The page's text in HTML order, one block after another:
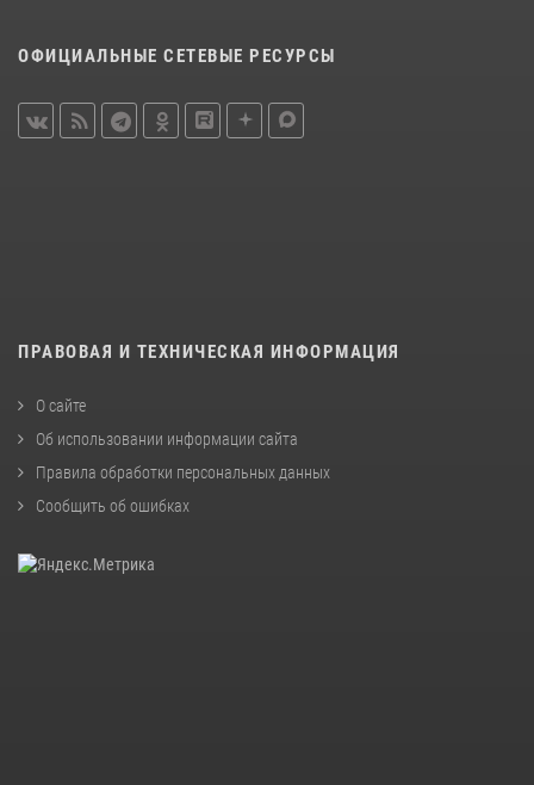
ОФИЦИАЛЬНЫЕ СЕТЕВЫЕ РЕСУРСЫ
ПРАВОВАЯ И ТЕХНИЧЕСКАЯ ИНФОРМАЦИЯ
О сайте
Об использовании информации сайта
Правила обработки персональных данных
Сообщить об ошибках